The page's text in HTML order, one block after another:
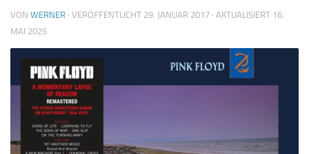
VON WERNER · VERÖFFENTLICHT 29. JANUAR 2017 · AKTUALISIERT 16.
MAI 2025